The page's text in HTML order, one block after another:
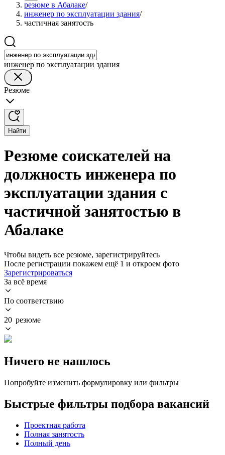
резюме в Абалаке/
инженер по эксплуатации здания/
частичная занятость
инженер по эксплуатации здания
Резюме
Найти
Резюме соискателей на
должность инженера по
эксплуатации здания с
частичной занятостью в
Абалаке
Чтобы видеть все резюме, зарегистрируйтесь
После регистрации покажем ещё 1 и откроем фото
Зарегистрироваться
За всё время
По соответствию
20 резюме
Ничего не нашлось
Попробуйте изменить формулировку или фильтры
Быстрые фильтры подбора вакансий
Проектная работа
Полная занятость
Полный день